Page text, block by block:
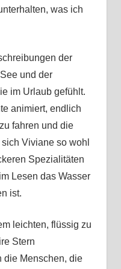
was ich
der
und der
im Urlaub gefühlt.
animiert, endlich
fahren und die
Viviane so wohl
Spezialitäten
Lesen das Wasser
ist.
leichten, flüssig zu
Stern
die Menschen, die